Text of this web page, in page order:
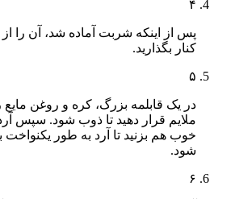
پس از اینکه شربت آماده شد، آن را از روی
کنار بگذارید.
در یک قابلمه بزرگ، کره و روغن مایع را
ملایم قرار دهید تا ذوب شود. سپس آرد را به
خوب هم بزنید تا آرد به طور یکنواخت با